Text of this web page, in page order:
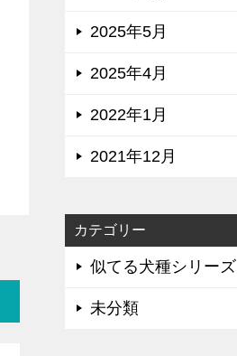
2025年5月
2025年4月
2022年1月
2021年12月
カテゴリー
似てる犬種シリーズ
未分類